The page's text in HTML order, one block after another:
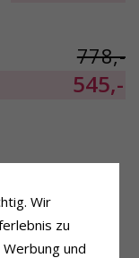
778,-
545,-
Diamant
Wesselton
Wir
zu
und